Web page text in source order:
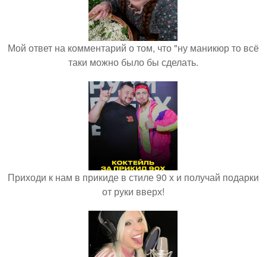
Мой ответ на комментарий о том, что "ну маникюр то всё
таки можно было бы сделать.
Приходи к нам в прикиде в стиле 90 х и получай подарки
от руки вверх!